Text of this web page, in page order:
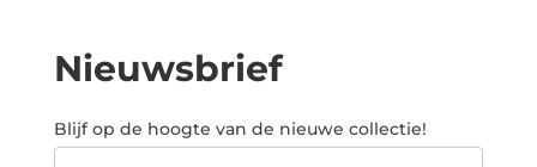
Nieuwsbrief
Blijf op de hoogte van de nieuwe collectie!